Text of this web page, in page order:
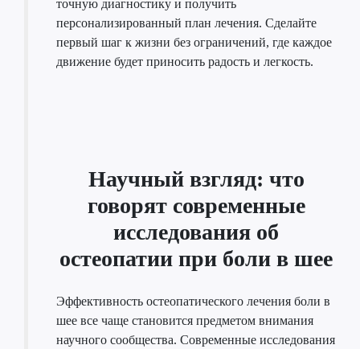
точную диагностику и получить
персонализированный план лечения. Сделайте
первый шаг к жизни без ограничений, где каждое
движение будет приносить радость и легкость.
Научный взгляд: что
говорят современные
исследования об
остеопатии при боли в шее
Эффективность остеопатического лечения боли в
шее все чаще становится предметом внимания
научного сообщества. Современные исследования